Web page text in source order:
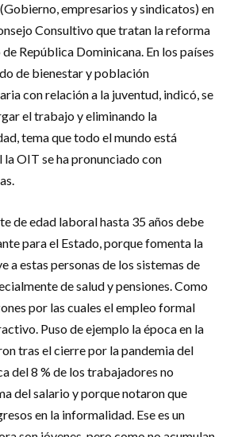
empresarios y sindicatos) en
Consultivo que tratan la reforma
República Dominicana. En los países
de bienestar y población
con relación a la juventud, indicó, se
el trabajo y eliminando la
tema que todo el mundo está
la OIT se ha pronunciado con
de edad laboral hasta 35 años debe
para el Estado, porque fomenta la
a estas personas de los sistemas de
de salud y pensiones. Como
por las cuales el empleo formal
Puso de ejemplo la época en la
tras el cierre por la pandemia del
del 8 % de los trabajadores no
del salario y porque notaron que
en la informalidad. Ese es un